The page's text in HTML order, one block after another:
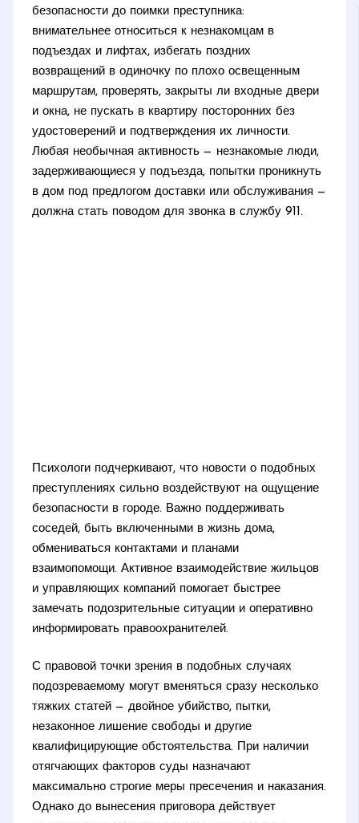
безопасности до поимки преступника:
внимательнее относиться к незнакомцам в
подъездах и лифтах, избегать поздних
возвращений в одиночку по плохо освещенным
маршрутам, проверять, закрыты ли входные двери
и окна, не пускать в квартиру посторонних без
удостоверений и подтверждения их личности.
Любая необычная активность — незнакомые люди,
задерживающиеся у подъезда, попытки проникнуть
в дом под предлогом доставки или обслуживания —
должна стать поводом для звонка в службу 911.
Психологи подчеркивают, что новости о подобных
преступлениях сильно воздействуют на ощущение
безопасности в городе. Важно поддерживать
соседей, быть включенными в жизнь дома,
обмениваться контактами и планами
взаимопомощи. Активное взаимодействие жильцов
и управляющих компаний помогает быстрее
замечать подозрительные ситуации и оперативно
информировать правоохранителей.
С правовой точки зрения в подобных случаях
подозреваемому могут вменяться сразу несколько
тяжких статей — двойное убийство, пытки,
незаконное лишение свободы и другие
квалифицирующие обстоятельства. При наличии
отягчающих факторов суды назначают
максимально строгие меры пресечения и наказания.
Однако до вынесения приговора действует